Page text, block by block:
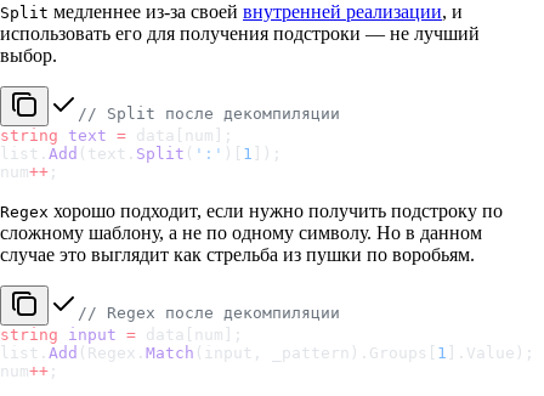
Split медленнее из-за своей внутренней реализации, и
использовать его для получения подстроки — не лучший
выбор.
// Split после декомпиляции
string text = data[num];
list. Add (text. Split ( ':' )[ 1 ]);
num++ ;
Regex хорошо подходит, если нужно получить подстроку по
сложному шаблону, а не по одному символу. Но в данном
случае это выглядит как стрельба из пушки по воробьям.
// Regex после декомпиляции
string input = data[num];
list. Add (Regex. Match (input, _pattern).Groups[ 1 ].Value);
num++ ;